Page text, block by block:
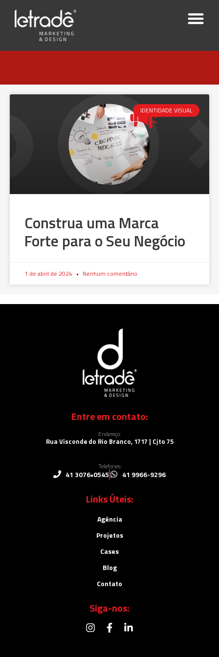
IDENTIDADE VISUAL
Construa uma Marca
Forte para o Seu Negócio
1 de abril de 2024 Nenhum comentário
Entre em contato:
Endereço:
Rua Visconde do Rio Branco, 1717 | Cjto 75
Telefones:
41 3076•0545 41 9966-9296
Links Úteis:
Agência
Projetos
Cases
Blog
Contato
Siga-nos: